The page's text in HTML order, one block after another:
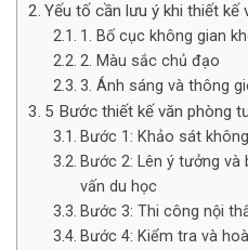
Yếu tố cần lưu ý khi thiết kế
1. Bố cục không gian
2. Màu sắc chủ đạo
3. Ánh sáng và thông
5 Bước thiết kế văn phòng
Bước 1: Khảo sát
Bước 2: Lên ý tưởng
vấn du học
Bước 3: Thi công nội
Bước 4: Kiểm tra và